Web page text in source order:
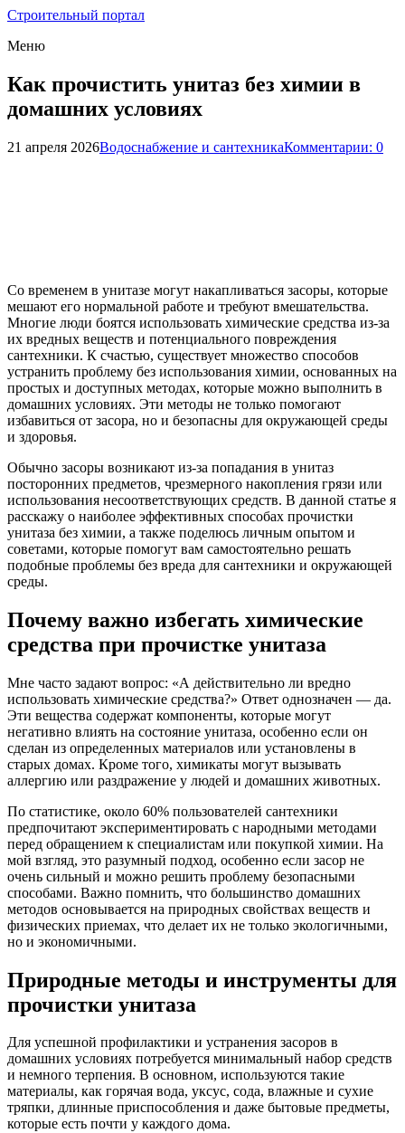
Строительный портал
Меню
Как прочистить унитаз без химии в
домашних условиях
21 апреля 2026Водоснабжение и сантехникаКомментарии: 0
Со временем в унитазе могут накапливаться засоры, которые
мешают его нормальной работе и требуют вмешательства.
Многие люди боятся использовать химические средства из-за
их вредных веществ и потенциального повреждения
сантехники. К счастью, существует множество способов
устранить проблему без использования химии, основанных на
простых и доступных методах, которые можно выполнить в
домашних условиях. Эти методы не только помогают
избавиться от засора, но и безопасны для окружающей среды
и здоровья.
Обычно засоры возникают из-за попадания в унитаз
посторонних предметов, чрезмерного накопления грязи или
использования несоответствующих средств. В данной статье я
расскажу о наиболее эффективных способах прочистки
унитаза без химии, а также поделюсь личным опытом и
советами, которые помогут вам самостоятельно решать
подобные проблемы без вреда для сантехники и окружающей
среды.
Почему важно избегать химические
средства при прочистке унитаза
Мне часто задают вопрос: «А действительно ли вредно
использовать химические средства?» Ответ однозначен — да.
Эти вещества содержат компоненты, которые могут
негативно влиять на состояние унитаза, особенно если он
сделан из определенных материалов или установлены в
старых домах. Кроме того, химикаты могут вызывать
аллергию или раздражение у людей и домашних животных.
По статистике, около 60% пользователей сантехники
предпочитают экспериментировать с народными методами
перед обращением к специалистам или покупкой химии. На
мой взгляд, это разумный подход, особенно если засор не
очень сильный и можно решить проблему безопасными
способами. Важно помнить, что большинство домашних
методов основывается на природных свойствах веществ и
физических приемах, что делает их не только экологичными,
но и экономичными.
Природные методы и инструменты для
прочистки унитаза
Для успешной профилактики и устранения засоров в
домашних условиях потребуется минимальный набор средств
и немного терпения. В основном, используются такие
материалы, как горячая вода, уксус, сода, влажные и сухие
тряпки, длинные приспособления и даже бытовые предметы,
которые есть почти у каждого дома.